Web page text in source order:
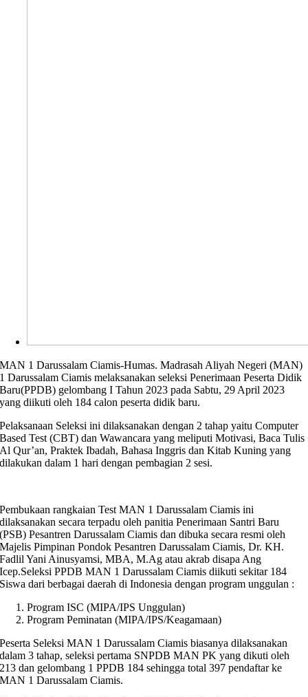
MAN 1 Darussalam Ciamis-Humas. Madrasah Aliyah Negeri (MAN)
1 Darussalam Ciamis melaksanakan seleksi Penerimaan Peserta Didik
Baru(PPDB) gelombang I Tahun 2023 pada Sabtu, 29 April 2023
yang diikuti oleh 184 calon peserta didik baru.
Pelaksanaan Seleksi ini dilaksanakan dengan 2 tahap yaitu Computer
Based Test (CBT) dan Wawancara yang meliputi Motivasi, Baca Tulis
Al Qur’an, Praktek Ibadah, Bahasa Inggris dan Kitab Kuning yang
dilakukan dalam 1 hari dengan pembagian 2 sesi.
Pembukaan rangkaian Test MAN 1 Darussalam Ciamis ini
dilaksanakan secara terpadu oleh panitia Penerimaan Santri Baru
(PSB) Pesantren Darussalam Ciamis dan dibuka secara resmi oleh
Majelis Pimpinan Pondok Pesantren Darussalam Ciamis, Dr. KH.
Fadlil Yani Ainusyamsi, MBA, M.Ag atau akrab disapa Ang
Icep.Seleksi PPDB MAN 1 Darussalam Ciamis diikuti sekitar 184
Siswa dari berbagai daerah di Indonesia dengan program unggulan :
Program ISC (MIPA/IPS Unggulan)
Program Peminatan (MIPA/IPS/Keagamaan)
Peserta Seleksi MAN 1 Darussalam Ciamis biasanya dilaksanakan
dalam 3 tahap, seleksi pertama SNPDB MAN PK yang dikuti oleh
213 dan gelombang 1 PPDB 184 sehingga total 397 pendaftar ke
MAN 1 Darussalam Ciamis.